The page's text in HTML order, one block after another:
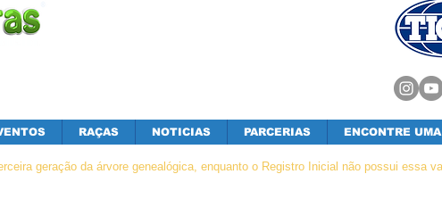
RAÇAS NOTICIAS PARCERIAS ENCONTRE
geração da árvore genealógica, enquanto o Registro Inicial não possui essa